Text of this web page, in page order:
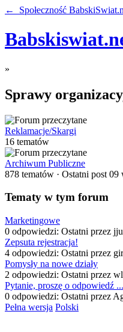
← Społeczność
»
Sprawy
Reklamacje/Skargi
16 tematów
Archiwum Publiczne
878 tematów · Ostatni post
Tematy w tym forum
Marketingowe
0 odpowiedzi: Ostatni przez
Zepsuta rejestracja!
4 odpowiedzi: Ostatni przez
Pomysły na nowe działy
2 odpowiedzi: Ostatni przez
Pytanie, proszę o odpowiedź ...
0 odpowiedzi: Ostatni przez
Pełna wersja Polski